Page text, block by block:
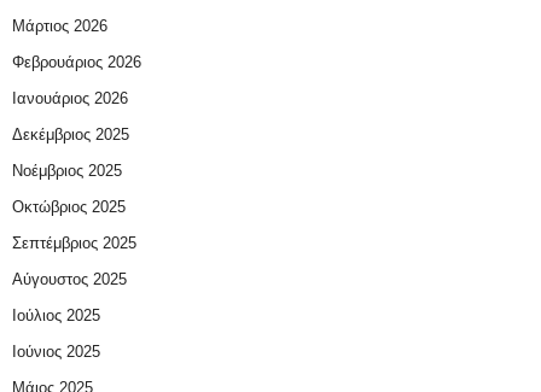
Μάρτιος 2026
Φεβρουάριος 2026
Ιανουάριος 2026
Δεκέμβριος 2025
Νοέμβριος 2025
Οκτώβριος 2025
Σεπτέμβριος 2025
Αύγουστος 2025
Ιούλιος 2025
Ιούνιος 2025
Μάιος 2025